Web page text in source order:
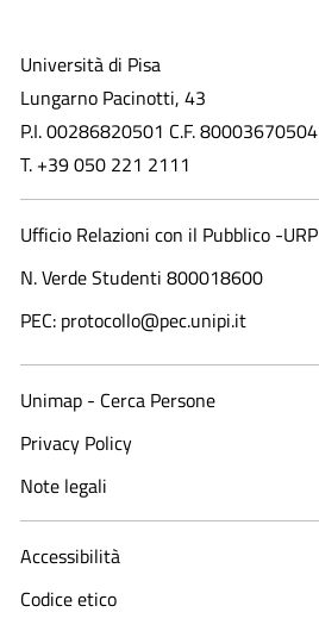
Università di Pisa
Lungarno Pacinotti, 43
P.I. 00286820501 C.F. 80003670504
T. +39 050 221 2111
Ufficio Relazioni con il Pubblico -URP
N. Verde Studenti 800018600​
PEC: protocollo@pec.unipi.it
Unimap - Cerca Persone
Privacy Policy
Note legali
Accessibilità
Codice etico